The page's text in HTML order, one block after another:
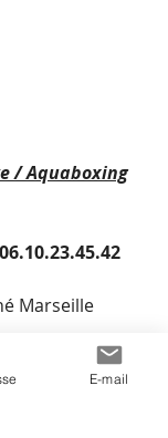
/ Aquaboxing
06.10.23.45.42
Marseille
(adulte et E-mail